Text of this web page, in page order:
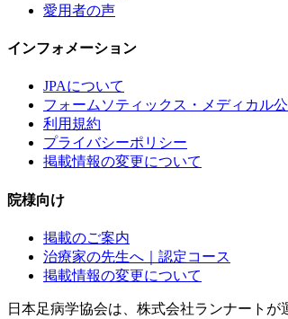
愛用者の声
インフォメーション
JPAについて
フォームソティックス・メディカル
利用規約
プライバシーポリシー
掲載情報の変更について
院様向け
掲載のご案内
治療家の先生へ｜認定コース
掲載情報の変更について
日本足病学協会は、株式会社ランナート